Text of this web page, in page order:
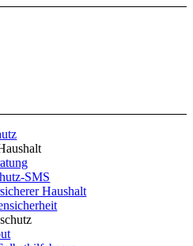
SMS
Haushalt